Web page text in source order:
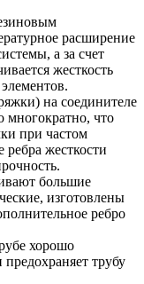
расширение
а за счет
жесткость
на соединителе
многократно, что
при частом
жесткости
большие
изготовлены
ребро
хорошо
трубу